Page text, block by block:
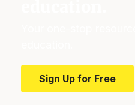
Sign Up for Free